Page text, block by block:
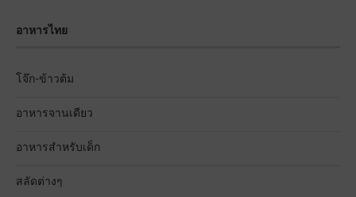
อาหารไทย
โจ๊ก-ข้าวต้ม
อาหารจานเดียว
อาหารสำหรับเด็ก
สลัดต่างๆ